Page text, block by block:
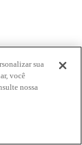
sua
você
nossa